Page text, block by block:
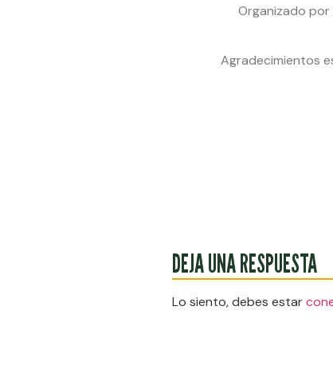
Organizado
Agradecimientos
DEJA UNA RESPUESTA
Lo siento, debes estar